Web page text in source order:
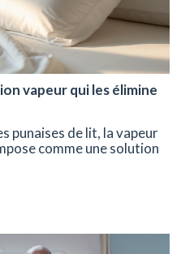
vapeur qui les élimine
punaises de lit, la vapeur
comme une solution